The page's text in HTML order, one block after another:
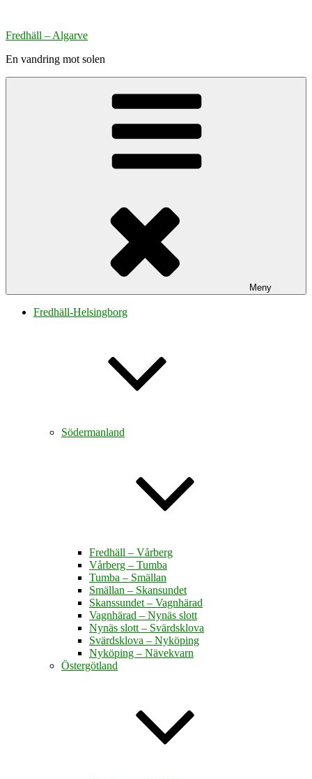
innehåll
Fredhäll – Algarve
En vandring mot solen
Meny
Fredhäll-Helsingborg
Södermanland
Fredhäll – Vårberg
Vårberg – Tumba
Tumba – Smällan
Smällan – Skansundet
Skanssundet – Vagnhärad
Vagnhärad – Nynäs slott
Nynäs slott – Svärdsklova
Svärdsklova – Nyköping
Nyköping – Nävekvarn
Östergötland